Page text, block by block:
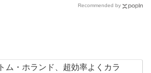
が公開され話題に - tvgroove
Recommended by
トム・ホランド、超効率よくカラ